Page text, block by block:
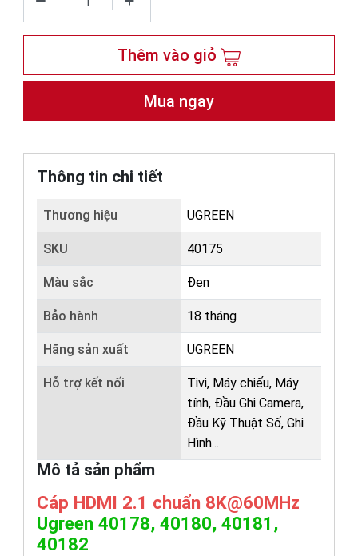
Thêm vào giỏ
Mua ngay
Thông tin chi tiết
Thương hiệu UGREEN
SKU 40175
Màu sắc Đen
Bảo hành 18 tháng
Hãng sản xuất UGREEN
Hỗ trợ kết nối
Tivi, Máy chiếu, Máy
tính, Đầu Ghi Camera,
Đầu Kỹ Thuật Số, Ghi
Hình...
Mô tả sản phẩm
Cáp HDMI 2.1 chuẩn 8K@60MHz
Ugreen 40178, 40180, 40181,
40182